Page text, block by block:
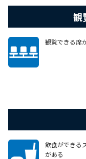
観
観覧できる席
飲食ができる
がある